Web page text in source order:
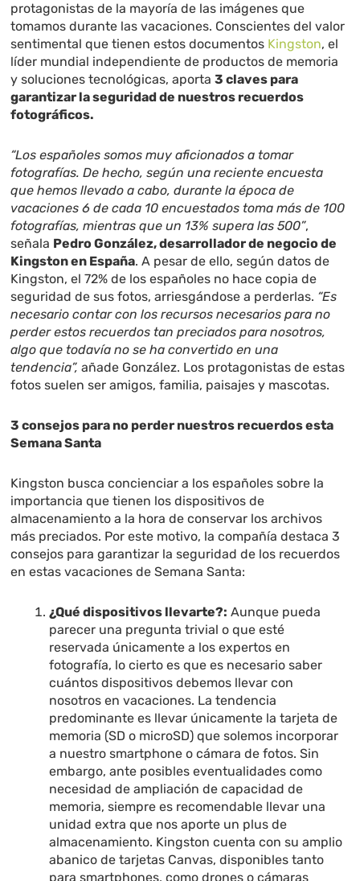
protagonistas de la mayoría de las imágenes que
tomamos durante las vacaciones. Conscientes del valor
sentimental que tienen estos documentos Kingston, el
líder mundial independiente de productos de memoria
y soluciones tecnológicas, aporta3 claves para
garantizar la seguridad de nuestros recuerdos
fotográficos.
“Los españoles somos muy aficionados a tomar
fotografías. De hecho, según una reciente encuesta
que hemos llevado a cabo, durante la época de
vacaciones 6 de cada 10 encuestados toma más de 100
fotografías, mientras que un 13% supera las 500”,
señala Pedro González, desarrollador de negocio de
Kingston en España. A pesar de ello, según datos de
Kingston, el 72% de los españoles no hace copia de
seguridad de sus fotos, arriesgándose a perderlas. “Es
necesario contar con los recursos necesarios para no
perder estos recuerdos tan preciados para nosotros,
algo que todavía no se ha convertido en una
tendencia”, añade González. Los protagonistas de estas
fotos suelen ser amigos, familia, paisajes y mascotas.
3 consejos para no perder nuestros recuerdos esta
Semana Santa
Kingston busca concienciar a los españoles sobre la
importancia que tienen los dispositivos de
almacenamiento a la hora de conservar los archivos
más preciados. Por este motivo, la compañía destaca 3
consejos para garantizar la seguridad de los recuerdos
en estas vacaciones de Semana Santa:
¿Qué dispositivos llevarte?: Aunque pueda
parecer una pregunta trivial o que esté
reservada únicamente a los expertos en
fotografía, lo cierto es que es necesario saber
cuántos dispositivos debemos llevar con
nosotros en vacaciones. La tendencia
predominante es llevar únicamente la tarjeta de
memoria (SD o microSD) que solemos incorporar
a nuestro smartphone o cámara de fotos. Sin
embargo, ante posibles eventualidades como
necesidad de ampliación de capacidad de
memoria, siempre es recomendable llevar una
unidad extra que nos aporte un plus de
almacenamiento. Kingston cuenta con su amplio
abanico de tarjetas Canvas, disponibles tanto
para smartphones, como drones o cámaras